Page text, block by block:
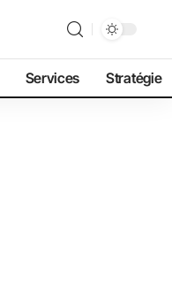
Services Stratégie